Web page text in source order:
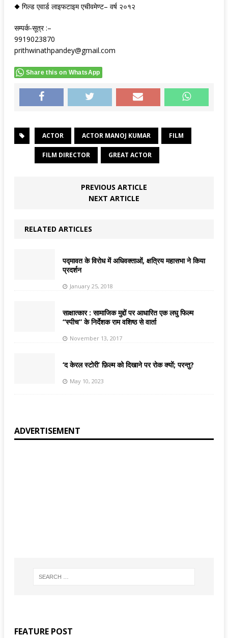
◆ गिल्ड एवार्ड लाइफटाइम एचीवमेण्ट– वर्ष २०१२
सम्पर्क-सूत्र :–
9919023870
prithwinathpandey@gmail.com
Share this on WhatsApp
ACTOR ACTOR MANOJ KUMAR FILM
FILM DIRECTOR GREAT ACTOR
PREVIOUS ARTICLE
NEXT ARTICLE
RELATED ARTICLES
पद्मावत के विरोध में अधिवक्ताओं, क्षत्रिय महासभा ने किया
प्रदर्शन
January 25, 2018
साक्षात्कार : सामाजिक मुद्दों पर आधारित एक लघु फिल्म
“स्पीच” के निर्देशक राम वशिष्ठ से वार्ता
November 13, 2017
‘द केरल स्टोरी’ फ़िल्म को दिखाने पर रोक क्यों; परन्तु?
May 10, 2023
ADVERTISEMENT
FEATURE POST